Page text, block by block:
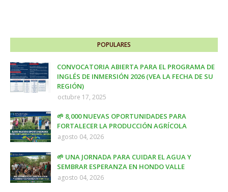
POPULARES
CONVOCATORIA ABIERTA PARA EL PROGRAMA DE
INGLÉS DE INMERSIÓN 2026 (VEA LA FECHA DE SU
REGIÓN)
octubre 17, 2025
🌱 8,000 NUEVAS OPORTUNIDADES PARA
FORTALECER LA PRODUCCIÓN AGRÍCOLA
agosto 04, 2026
🌱 UNA JORNADA PARA CUIDAR EL AGUA Y
SEMBRAR ESPERANZA EN HONDO VALLE
agosto 04, 2026